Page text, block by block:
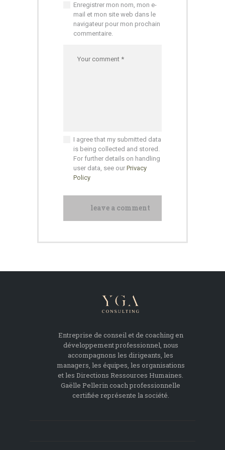
Enregistrer mon nom, mon e-
mail et mon site web dans le
navigateur pour mon prochain
commentaire.
I agree that my submitted data
is being collected and stored.
For further details on handling
user data, see our Privacy
Policy
Entreprise de conseil et de coaching en
développement professionnel, nous
accompagnons les dirigeants, les
managers, les équipes, les organisations
et les Directions Ressources Humaines.
Gaëlle Pellerin coach professionnelle
certifiée représente la société.